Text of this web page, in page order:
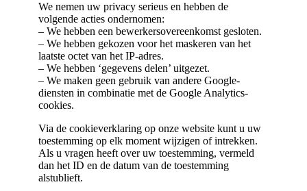
We nemen uw privacy serieus en hebben de
volgende acties ondernomen:
– We hebben een bewerkersovereenkomst gesloten.
– We hebben gekozen voor het maskeren van het
laatste octet van het IP-adres.
– We hebben ‘gegevens delen’ uitgezet.
– We maken geen gebruik van andere Google-
diensten in combinatie met de Google Analytics-
cookies.
Via de cookieverklaring op onze website kunt u uw
toestemming op elk moment wijzigen of intrekken.
Als u vragen heeft over uw toestemming, vermeld
dan het ID en de datum van de toestemming
alstublieft.